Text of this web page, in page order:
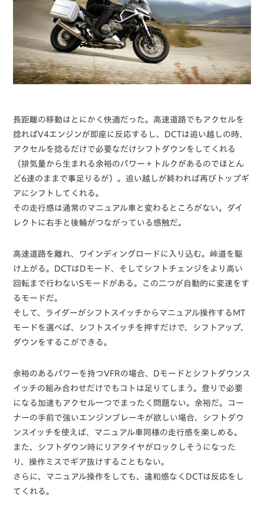
長距離の移動はとにかく快適だった。高速道路でもアクセルを
捻ればV4エンジンが即座に反応するし、DCTは追い越しの時、
アクセルを捻るだけで必要なだけシフトダウンをしてくれる
（排気量から生まれる余裕のパワー＋トルクがあるのでほとん
ど6速のままで事足りるが）。追い越しが終われば再びトップギ
アにシフトしてくれる。
その走行感は通常のマニュアル車と変わるところがない。ダイ
レクトに右手と後輪がつながっている感触だ。
高速道路を離れ、ワインディングロードに入り込む。峠道を駆
け上がる。DCTはDモード、そしてシフトチェンジをより高い
回転まで行わないSモードがある。この二つが自動的に変速をす
るモードだ。
そして、ライダーがシフトスイッチからマニュアル操作するMT
モードを選べば、シフトスイッチを押すだけで、シフトアップ、
ダウンをするこができる。
余裕のあるパワーを持つVFRの場合、Dモードとシフトダウンス
イッチの組み合わせだけでもコトは足りてしまう。登りで必要
になる加速もアクセル一つでまったく問題ない。余裕だ。コー
ナーの手前で強いエンジンブレーキが欲しい場合、シフトダウ
ンスイッチを使えば、マニュアル車同様の走行感を楽しめる。
また、シフトダウン時にリアタイヤがロックしそうになった
り、操作ミスでギア抜けすることもない。
さらに、マニュアル操作をしても、違和感なくDCTは反応をし
てくれる。